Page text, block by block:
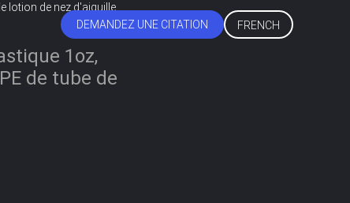
DEMANDEZ UNE CITATION FRENCH
lotion de nez d'aiguille
1oz,
de tube de